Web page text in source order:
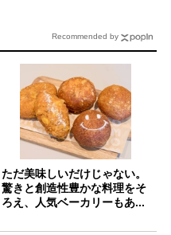
ただ美味しいだけじゃない。
驚きと創造性豊かな料理をそ
ろえ、人気ベーカリーもあ...
Recommended by